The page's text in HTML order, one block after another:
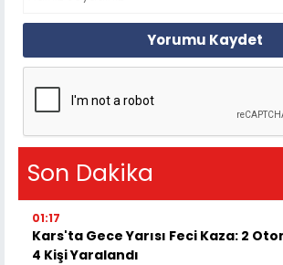
Yorumu Kaydet
Son Dakika
01:17
Kars'ta Gece Yarısı Feci Kaza: 2
4 Kişi Yaralandı